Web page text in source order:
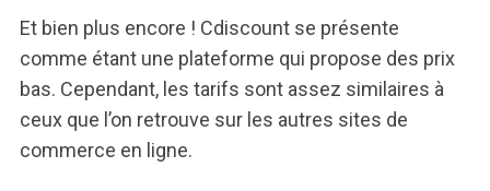
Et bien plus encore ! Cdiscount se présente
comme étant une plateforme qui propose des prix
bas. Cependant, les tarifs sont assez similaires à
ceux que l’on retrouve sur les autres sites de
commerce en ligne.